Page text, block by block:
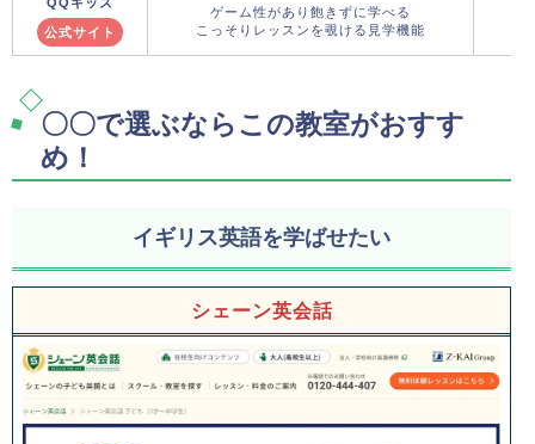
公式サイト
ゲーム性があり飽きずに学べる
こっそりレッスンを覗ける見学機能
〇〇で選ぶならこの教室がおすす
め！
イギリス英語を学ばせたい
シェーン英会話